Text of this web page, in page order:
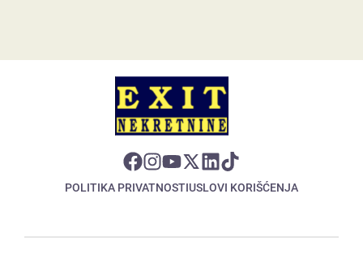
POLITIKA PRIVATNOSTIUSLOVI KORIŠĆENJA